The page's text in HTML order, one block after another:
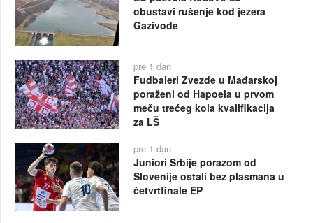
obustavi rušenje kod jezera
Gazivode
pre 1 dan
Fudbaleri Zvezde u Mađarskoj
poraženi od Hapoela u prvom
meču trećeg kola kvalifikacija
za LŠ
pre 1 dan
Juniori Srbije porazom od
Slovenije ostali bez plasmana u
četvrtfinale EP